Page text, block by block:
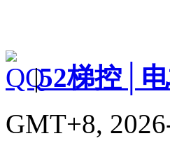
|52梯控│
GMT+8,